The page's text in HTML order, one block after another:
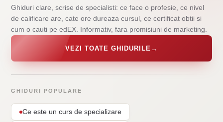
Ghiduri clare, scrise de specialisti: ce face o profesie, ce nivel
de calificare are, cate ore dureaza cursul, ce certificat obtii si
cum o cauti pe edEX. Informativ, fara promisiuni de marketing.
VEZI TOATE GHIDURILE →
GHIDURI POPULARE
Ce este un curs de specializare